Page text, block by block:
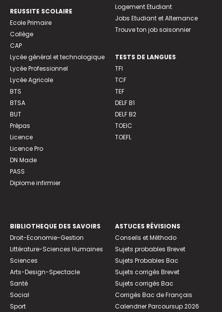
REUSSITE SCOLAIRE
Ecole Primaire
Collège
CAP
Lycée général et technologique
Lycée Professionnel
Lycée Agricole
BTS
BTSA
BUT
Prépas
Licence
Licence Pro
DN Made
PASS
Diplome infirmier
Logement Etudiant
Jobs Etudiant et Alternance
Trouve ton job saisonnier
TESTS DE LANGUES
TFI
TCF
TEF
DELF B1
DELF B2
TOEIC
TOEFL
BIBLIOTHEQUE DES SAVOIRS
Droit-Economie-Gestion
Littérature-Sciences Humaines
Sciences
Arts-Design-Spectacle
Santé
Social
Sport
ASTUCES RÉVISIONS
Conseils et Méthodo
Sujets probables Brevet
Sujets Probables Bac
Sujets corrigés Brevet
Sujets corrigés Bac
Corrigés Bac de Français
Calendrier Parcoursup 2026